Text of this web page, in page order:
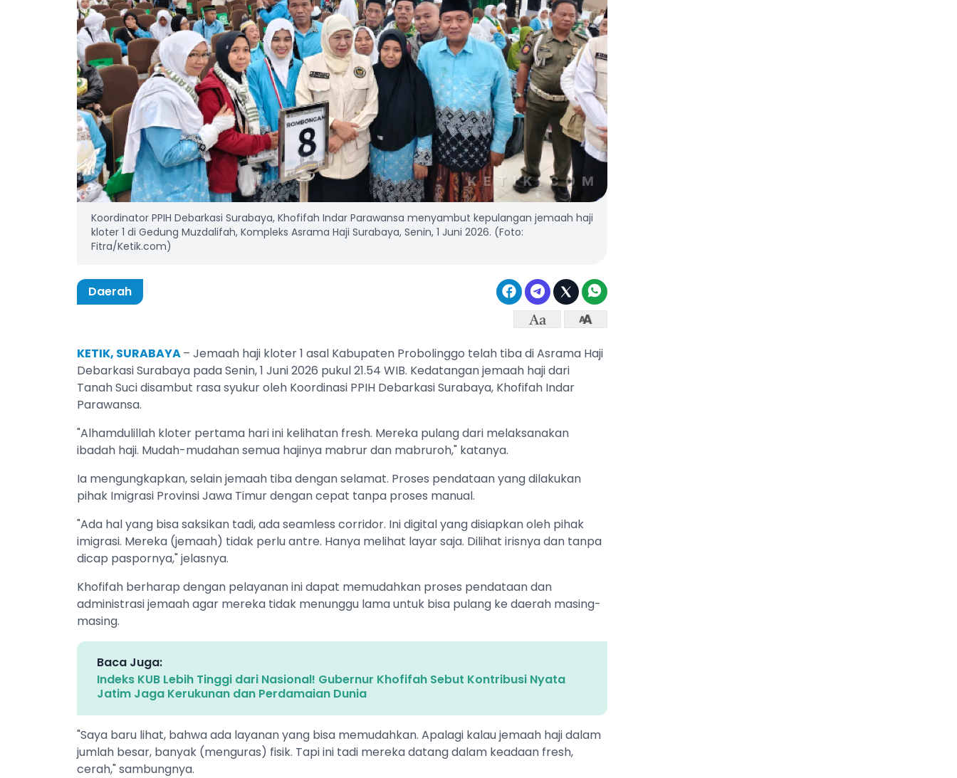
Koordinator PPIH Debarkasi Surabaya, Khofifah Indar Parawansa menyambut kepulangan jemaah haji
kloter 1 di Gedung Muzdalifah, Kompleks Asrama Haji Surabaya, Senin, 1 Juni 2026. (Foto:
Fitra/Ketik.com)
Daerah
KETIK, SURABAYA– Jemaah haji kloter 1 asal Kabupaten Probolinggo telah tiba di Asrama Haji
Debarkasi Surabaya pada Senin, 1 Juni 2026 pukul 21.54 WIB. Kedatangan jemaah haji dari
Tanah Suci disambut rasa syukur oleh Koordinasi PPIH Debarkasi Surabaya, Khofifah Indar
Parawansa.
"Alhamdulillah kloter pertama hari ini kelihatan fresh. Mereka pulang dari melaksanakan
ibadah haji. Mudah-mudahan semua hajinya mabrur dan mabruroh," katanya.
Ia mengungkapkan, selain jemaah tiba dengan selamat. Proses pendataan yang dilakukan
pihak Imigrasi Provinsi Jawa Timur dengan cepat tanpa proses manual.
"Ada hal yang bisa saksikan tadi, ada seamless corridor. Ini digital yang disiapkan oleh pihak
imigrasi. Mereka (jemaah) tidak perlu antre. Hanya melihat layar saja. Dilihat irisnya dan tanpa
dicap paspornya," jelasnya.
Khofifah berharap dengan pelayanan ini dapat memudahkan proses pendataan dan
administrasi jemaah agar mereka tidak menunggu lama untuk bisa pulang ke daerah masing-
masing.
Baca Juga:
Indeks KUB Lebih Tinggi dari Nasional! Gubernur Khofifah Sebut Kontribusi Nyata
Jatim Jaga Kerukunan dan Perdamaian Dunia
"Saya baru lihat, bahwa ada layanan yang bisa memudahkan. Apalagi kalau jemaah haji dalam
jumlah besar, banyak (menguras) fisik. Tapi ini tadi mereka datang dalam keadaan fresh,
cerah," sambungnya.